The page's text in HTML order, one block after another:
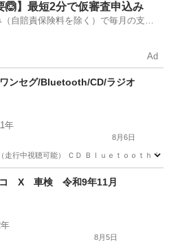
🙆】最短2分で仮審査申込み
自賠責保険料を除く）で毎月の支払
Ad
ナビ/ワンセグ/Bluetooth/CD/ラジオ
年
8月6日
走行中視聴可能） ＣＤ Ｂｌｕｅｔｏｏｔｈ
X 車検 令和9年11月
8月5日